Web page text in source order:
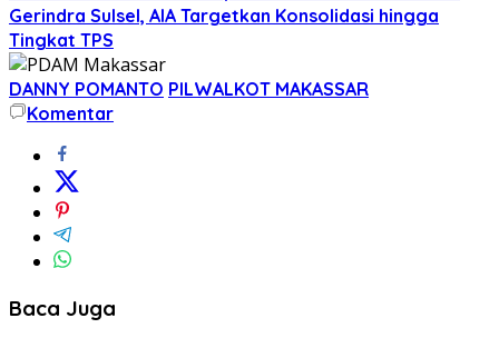
Gerindra Sulsel, AIA Targetkan Konsolidasi hingga
Tingkat TPS
DANNY POMANTO PILWALKOT MAKASSAR
Komentar
Baca Juga